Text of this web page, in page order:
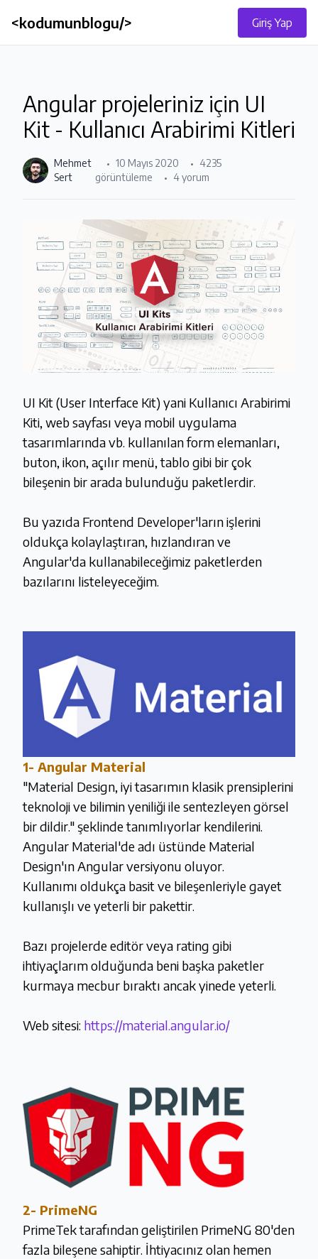
<kodumunblogu/> Giriş Yap
Angular projeleriniz için UI
Kit - Kullanıcı Arabirimi Kitleri
Mehmet
Sert
10 Mayıs 2020
4235
görüntüleme
4 yorum
UI Kit (User Interface Kit) yani Kullanıcı Arabirimi
Kiti, web sayfası veya mobil uygulama
tasarımlarında vb. kullanılan form elemanları,
buton, ikon, açılır menü, tablo gibi bir çok
bileşenin bir arada bulunduğu paketlerdir.
Bu yazıda Frontend Developer'ların işlerini
oldukça kolaylaştıran, hızlandıran ve
Angular'da kullanabileceğimiz paketlerden
bazılarını listeleyeceğim.
1- Angular Material
"Material Design, iyi tasarımın klasik prensiplerini
teknoloji ve bilimin yeniliği ile sentezleyen görsel
bir dildir." şeklinde tanımlıyorlar kendilerini.
Angular Material'de adı üstünde Material
Design'ın Angular versiyonu oluyor.
Kullanımı oldukça basit ve bileşenleriyle gayet
kullanışlı ve yeterli bir pakettir.
Bazı projelerde editör veya rating gibi
ihtiyaçlarım olduğunda beni başka paketler
kurmaya mecbur bıraktı ancak yinede yeterli.
Web sitesi: https://material.angular.io/
2- PrimeNG
PrimeTek tarafından geliştirilen PrimeNG 80'den
fazla bileşene sahiptir. İhtiyacınız olan hemen